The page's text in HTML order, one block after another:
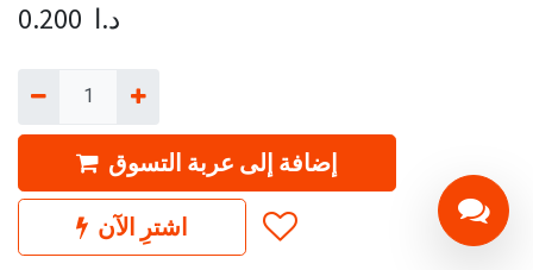
0.200 د.ا
إضافة إلى عربة التسوق
اشترِ الآن